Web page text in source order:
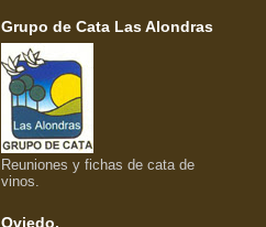
Grupo de Cata Las Alondras
Reuniones y fichas de cata de
vinos.
Oviedo.